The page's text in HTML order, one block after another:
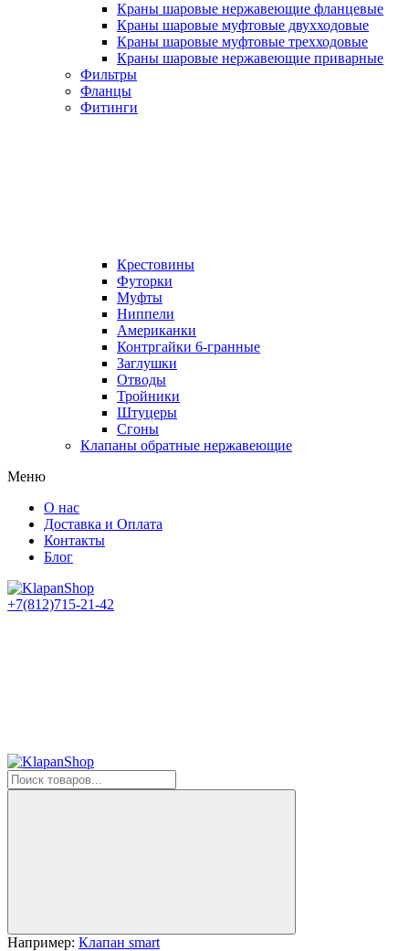
Краны шаровые нержавеющие фланцевые
Краны шаровые муфтовые двухходовые
Краны шаровые муфтовые трехходовые
Краны шаровые нержавеющие приварные
Фильтры
Фланцы
Фитинги
Крестовины
Футорки
Муфты
Ниппели
Американки
Контргайки 6-гранные
Заглушки
Отводы
Тройники
Штуцеры
Сгоны
Клапаны обратные нержавеющие
Меню
О нас
Доставка и Оплата
Контакты
Блог
+7(812)715-21-42
Например: Клапан smart